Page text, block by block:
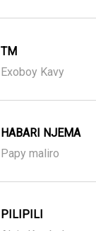
TM
Exoboy Kavy
HABARI NJEMA
Papy maliro
PILIPILI